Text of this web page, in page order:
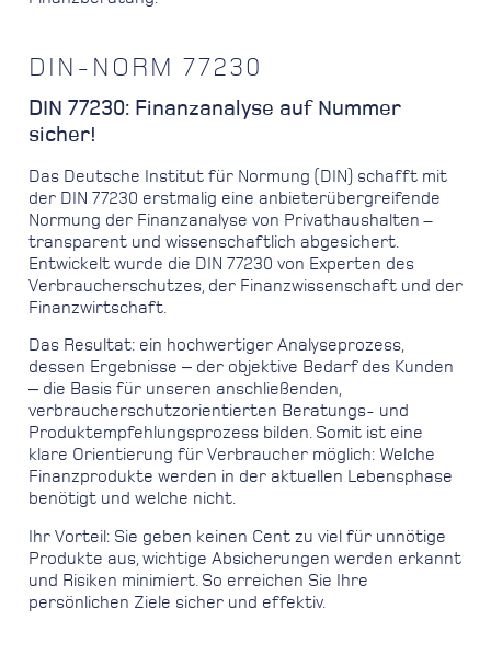
DIN-NORM 77230
DIN 77230: Finanzanalyse auf Nummer
sicher!
Das Deutsche Institut für Normung (DIN) schafft mit
der DIN 77230 erstmalig eine anbieterübergreifende
Normung der Finanzanalyse von Privathaushalten –
transparent und wissenschaftlich abgesichert.
Entwickelt wurde die DIN 77230 von Experten des
Verbraucherschutzes, der Finanzwissenschaft und der
Finanzwirtschaft.
Das Resultat: ein hochwertiger Analyseprozess,
dessen Ergebnisse ‒ der objektive Bedarf des Kunden
‒ die Basis für unseren anschließenden,
verbraucherschutzorientierten Beratungs- und
Produktempfehlungsprozess bilden. Somit ist eine
klare Orientierung für Verbraucher möglich: Welche
Finanzprodukte werden in der aktuellen Lebensphase
benötigt und welche nicht.
Ihr Vorteil: Sie geben keinen Cent zu viel für unnötige
Produkte aus, wichtige Absicherungen werden erkannt
und Risiken minimiert. So erreichen Sie Ihre
persönlichen Ziele sicher und effektiv.